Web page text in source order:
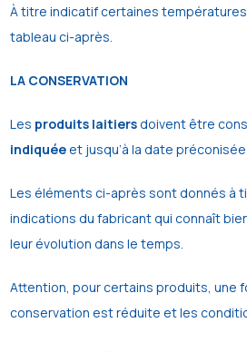
À titre indicatif certaines
tableau ci-après.
LA CONSERVATION
Les produits laitiersdoivent être
indiquéeet jusqu’à la date préconisée
Les éléments ci-après sont donnés à
indications du fabricant qui connaît
leur évolution dans le temps.
Attention, pour certains produits, une
conservation est réduite et les